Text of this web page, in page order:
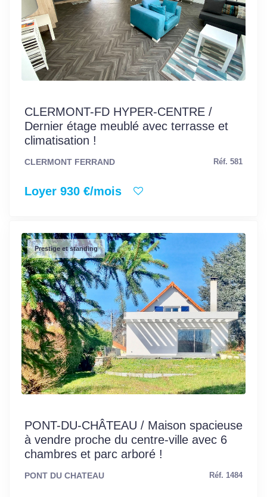
CLERMONT-FD HYPER-CENTRE /
Dernier étage meublé avec terrasse et
climatisation !
CLERMONT FERRAND Réf. 581
Loyer 930 €/mois
Prestige et standing
PONT-DU-CHÂTEAU / Maison spacieuse
à vendre proche du centre-ville avec 6
chambres et parc arboré !
PONT DU CHATEAU Réf. 1484